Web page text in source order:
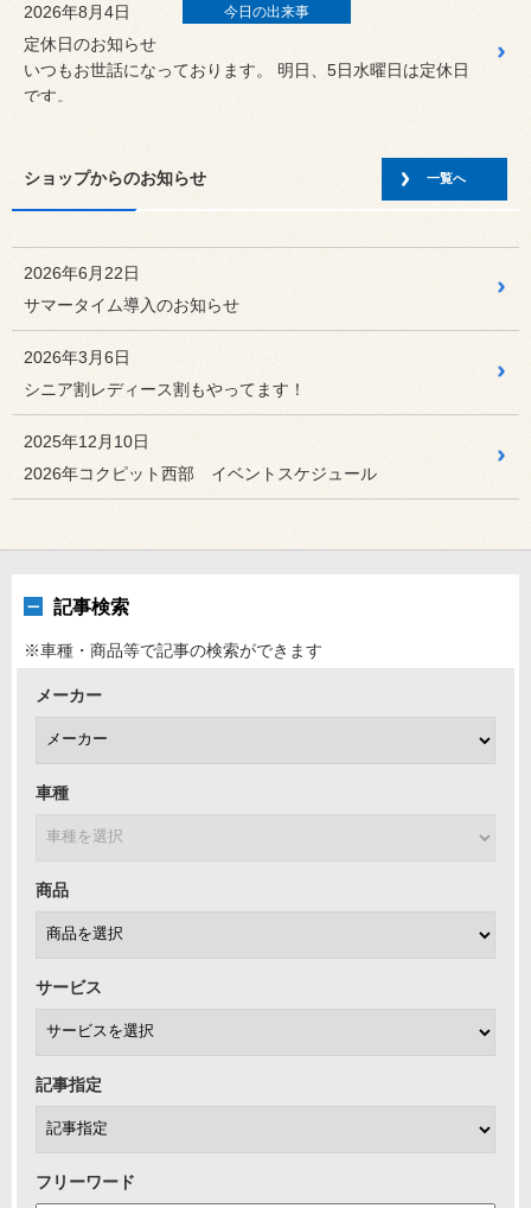
2026年8月4日 今日の出来事
定休日のお知らせ
いつもお世話になっております。 明日、5日水曜日は定休日
です。
☆８月の定休日案内です☆
いつもコクピット西部をご利用いただきありがとうございま
2026年8月2日
2026年秋 COCKPIT走行...
2026年8月1日 今日の出来事
おはようございます。もう８月ですねー。
2026年7月31日 セール・クーポン
2026年7月30日
お得なクーポン配信中！！
います。
ショップからのお知らせ 一覧へ
2026年6月22日
サマータイム導入のお知らせ
2026年3月6日
シニア割レディース割もやってます！
2025年12月10日
2026年コクピット西部 イベントスケジュール
記事検索
※車種・商品等で記事の検索ができます
メーカー
車種
商品
サービス
記事指定
フリーワード